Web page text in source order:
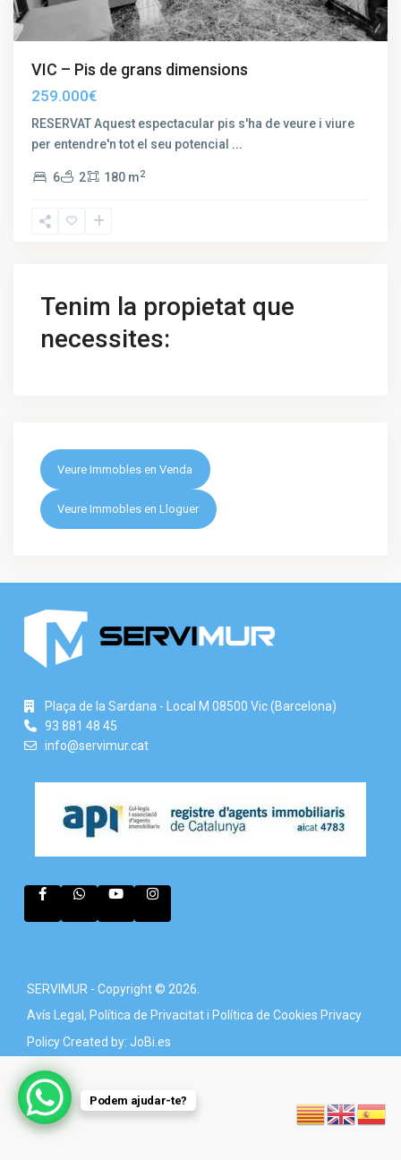
VIC – Pis de grans dimensions
259.000€
RESERVAT Aquest espectacular pis s'ha de veure i viure
per entendre'n tot el seu potencial ...
6 2 180 m2
Tenim la propietat que
necessites:
Veure Immobles en Venda
Veure Immobles en Lloguer
Plaça de la Sardana - Local M 08500 Vic (Barcelona)
93 881 48 45
info@servimur.cat
SERVIMUR - Copyright © 2026.
Avís Legal, Política de Privacitat i Política de Cookies Privacy
PolicyCreated by: JoBi.es
Podem ajudar-te?